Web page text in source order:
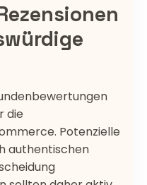
die
Potenzielle
authentischen